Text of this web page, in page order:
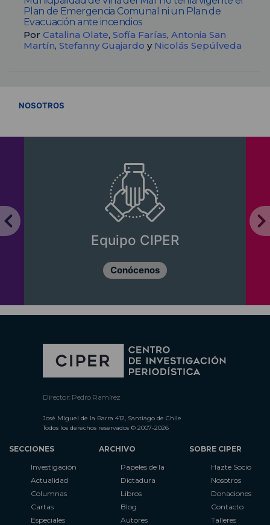
Plan de Emergencia Comunal ni un Plan de
Evacuación ante incendios
Por Catalina Olate, Sofía Farías, Antonia San
Martín, Stefanny Guajardo y Nicolás Sepúlveda
NOSOTROS
Equipo CIPER
Conócenos
Director: Pedro Ramírez
José Miguel de la Barra 412, Santiago de Chile
Todos los derechos reservados © 2007-2026
SECCIONES
Investigación
Actualidad
Columnas
Cartas
Especiales
ARCHIVO
Papeles de la
Dictadura
Libros
Blog
Autores
SOBRE CIPER
Hazte Socio
Nosotros
Donaciones
Contacto
Talleres